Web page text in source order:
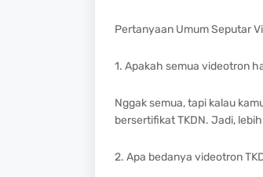
Pertanyaan Umum Seputar
1. Apakah semua videotron
Nggak semua, tapi kalau
bersertifikat TKDN. Jadi,
2. Apa bedanya videotron